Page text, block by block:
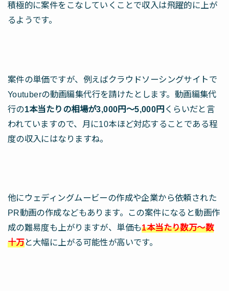
積極的に案件をこなしていくことで収入は飛躍的に上が
るようです。
案件の単価ですが、例えばクラウドソーシングサイトで
Youtuberの動画編集代行を請けたとします。動画編集代
行の1本当たりの相場が3,000円～5,000円 くらいだと言
われていますので、月に10本ほど対応することである程
度の収入にはなりますね。
他にウェディングムービーの作成や企業から依頼された
PR動画の作成などもあります。この案件になると動画作
成の難易度も上がりますが、単価も1本当たり数万～数
十万と大幅に上がる可能性が高いです。